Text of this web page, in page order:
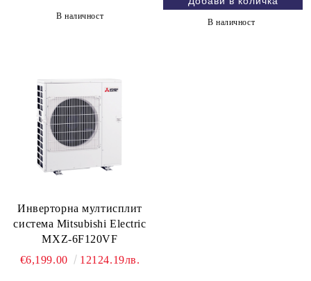
В наличност
В наличност
Инверторна мултисплит
система Mitsubishi Electric
MXZ-6F120VF
€6,199.00
12124.19лв.